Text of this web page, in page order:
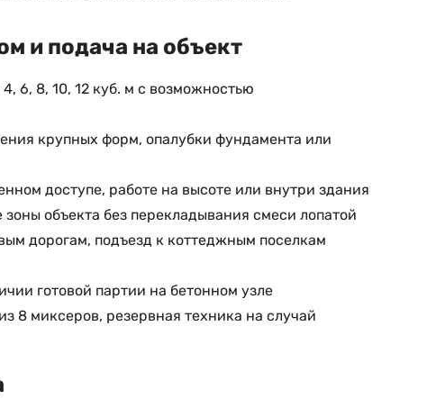
и подача на объект
6, 8, 10, 12 куб. м с возможностью
крупных форм, опалубки фундамента или
доступе, работе на высоте или внутри здания
объекта без перекладывания смеси лопатой
дорогам, подъезд к коттеджным поселкам
готовой партии на бетонном узле
8 миксеров, резервная техника на случай